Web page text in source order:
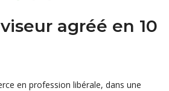
agréé en 10
en profession libérale, dans une